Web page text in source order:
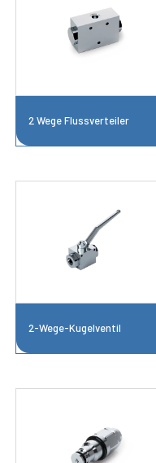
2 Wege Flussverteiler
2-Wege-Kugelventil